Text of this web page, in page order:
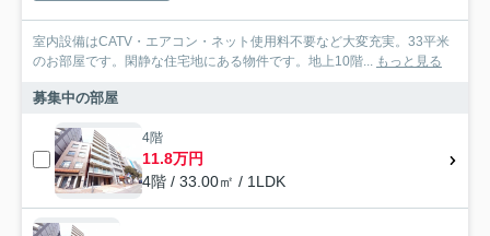
室内設備はCATV・エアコン・ネット使用料不要など大変充実。33平米
のお部屋です。閑静な住宅地にある物件です。地上10階... もっと見る
募集中の部屋
4階
11.8万円
4階 / 33.00㎡ / 1LDK